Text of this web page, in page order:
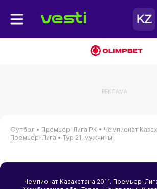
РЕКЛАМА
Футбол • Премьер-Лига РК • Чемпионат
Премьер-Лига • Тур 21, мужчины
Чемпионат Казахстана 2011. Премьер-